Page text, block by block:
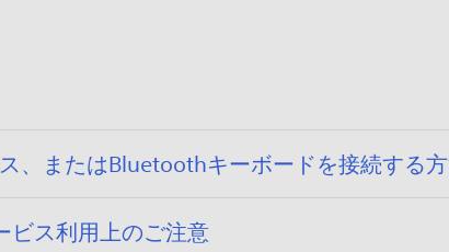
、またはBluetoothキーボードを接続する
ビス利用上のご注意